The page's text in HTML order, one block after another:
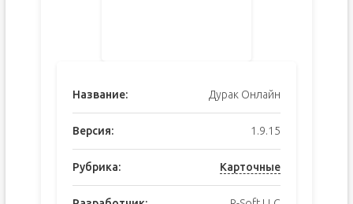
Название: Дурак Онлайн
Версия: 1.9.15
Рубрика: Карточные